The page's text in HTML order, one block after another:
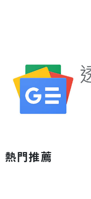
熱門推薦